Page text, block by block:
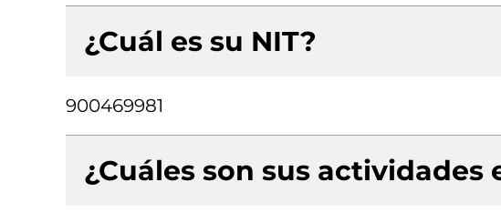
¿Cuál es su NIT?
900469981
¿Cuáles son sus actividades